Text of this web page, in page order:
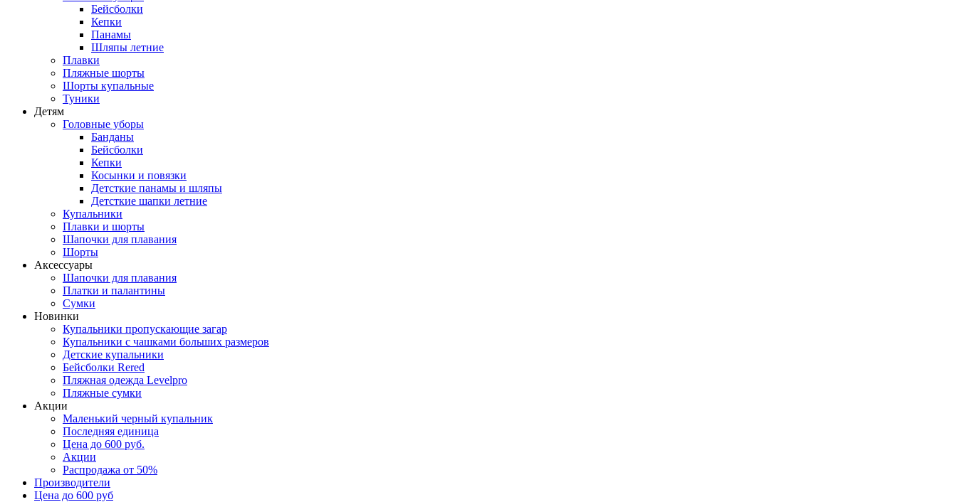
Бейсболки
Кепки
Панамы
Шляпы летние
Плавки
Пляжные шорты
Шорты купальные
Туники
Детям
Головные уборы
Банданы
Бейсболки
Кепки
Косынки и повязки
Детсткие панамы и шляпы
Детсткие шапки летние
Купальники
Плавки и шорты
Шапочки для плавания
Шорты
Аксессуары
Шапочки для плавания
Платки и палантины
Сумки
Новинки
Купальники пропускающие загар
Купальники с чашками больших размеров
Детские купальники
Бейсболки Rered
Пляжная одежда Levelpro
Пляжные сумки
Акции
Маленький черный купальник
Последняя единица
Цена до 600 руб.
Акции
Распродажа от 50%
Производители
Цена до 600 руб